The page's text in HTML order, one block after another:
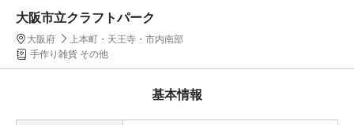
大阪市立クラフトパーク
大阪府
上本町・天王寺・市内南部
手作り雑貨 その他
基本情報